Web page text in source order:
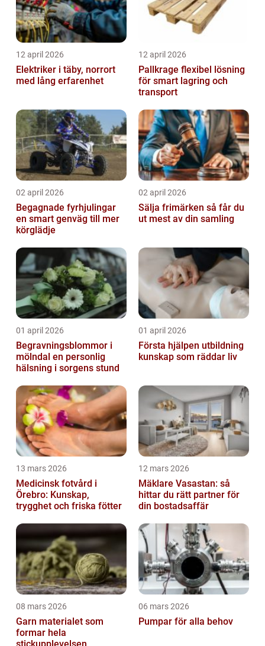
12 april 2026
Elektriker i täby, norrort
med lång erfarenhet
12 april 2026
Pallkrage flexibel lösning
för smart lagring och
transport
02 april 2026
Begagnade fyrhjulingar
en smart genväg till mer
körglädje
02 april 2026
Sälja frimärken så får du
ut mest av din samling
01 april 2026
Begravningsblommor i
mölndal en personlig
hälsning i sorgens stund
01 april 2026
Första hjälpen utbildning
kunskap som räddar liv
13 mars 2026
Medicinsk fotvård i
Örebro: Kunskap,
trygghet och friska fötter
12 mars 2026
Mäklare Vasastan: så
hittar du rätt partner för
din bostadsaffär
08 mars 2026
Garn materialet som
formar hela
06 mars 2026
Pumpar för alla behov